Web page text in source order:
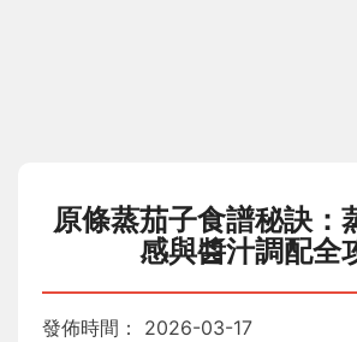
原條蒸茄子食譜秘訣：
感與醬汁調配全
發佈時間： 2026-03-17